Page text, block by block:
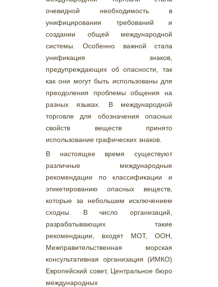
очевидной необходимость в
унифицировании требований и
создании общей международной
системы. Особенно важной стала
унификация знаков,
предупреждающих об опасности, так
как они могут быть использованы для
преодоления проблемы общения на
разных языках. В международной
торговле для обозначения опасных
свойств веществ принято
использование графических знаков.
В настоящее время существуют
различные международные
рекомендации по классификации и
этикетированию опасных веществ,
которые за небольшим исключением
сходны. В число организаций,
разрабатывающих такие
рекомендации, входят МОТ, ООН,
Межправительственная морская
консультативная организация (ИМКО)
Европейский совет, Центральное бюро
международных